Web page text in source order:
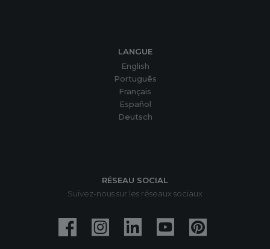
LANGUE
English
Português
Français
Español
Deutsch
RÉSEAU SOCIAL
Suivez-nous sur les réseaux sociaux